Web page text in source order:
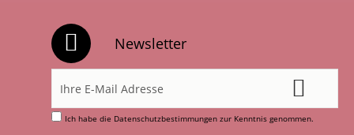
Newsletter
Ich habe die Datenschutzbestimmungen zur Kenntnis genommen.